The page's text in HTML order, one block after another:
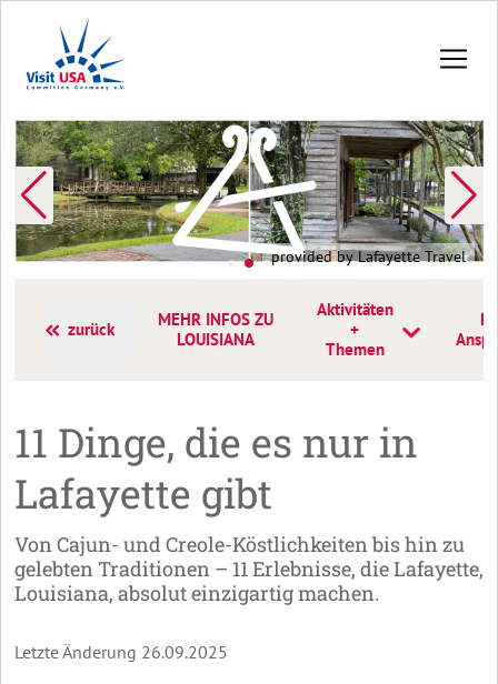
provided by Lafayette Travel
zurück
MEHR INFOS ZU
LOUISIANA
Aktivitäten
+
Themen
11 Dinge, die es nur in
Lafayette gibt
Von Cajun- und Creole-Köstlichkeiten bis hin zu
gelebten Traditionen – 11 Erlebnisse, die Lafayette,
Louisiana, absolut einzigartig machen.
Letzte Änderung 26.09.2025